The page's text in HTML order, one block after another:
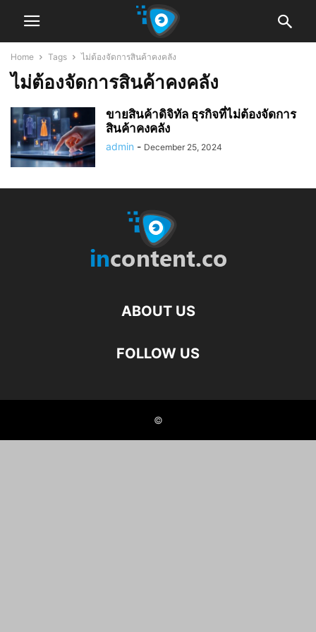
Home Tags ไม่ต้องจัดการสินค้าคงคลัง
ไม่ต้องจัดการสินค้าคงคลัง
ขายสินค้าดิจิทัล ธุรกิจที่ไม่ต้องจัดการ
สินค้าคงคลัง
admin - December 25, 2024
ABOUT US
FOLLOW US
©